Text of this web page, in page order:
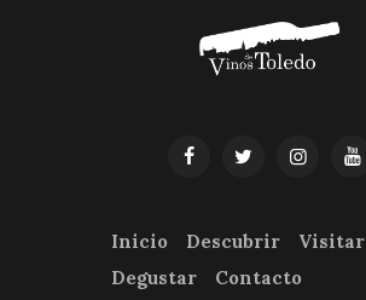
Inicio Descubrir
Visitar
Degustar
Contacto